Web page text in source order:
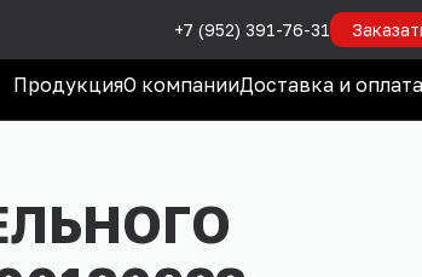
+7 (952) 391-76-31
ПродукцияО компанииДоставка и оплата